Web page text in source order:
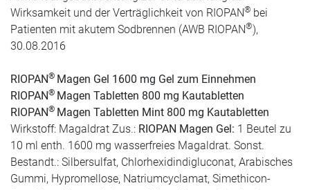
Wirksamkeit und der Verträglichkeit von RIOPAN® bei
Patienten mit akutem Sodbrennen (AWB RIOPAN®),
30.08.2016
RIOPAN® Magen Gel 1600 mg Gel zum Einnehmen
RIOPAN® Magen Tabletten 800 mg Kautabletten
RIOPAN® Magen Tabletten Mint 800 mg Kautabletten
Wirkstoff: Magaldrat Zus.: RIOPAN Magen Gel: 1 Beutel zu
10 ml enth. 1600 mg wasserfreies Magaldrat. Sonst.
Bestandt.: Silbersulfat, Chlorhexidindigluconat, Arabisches
Gummi, Hypromellose, Natriumcyclamat, Simethicon-